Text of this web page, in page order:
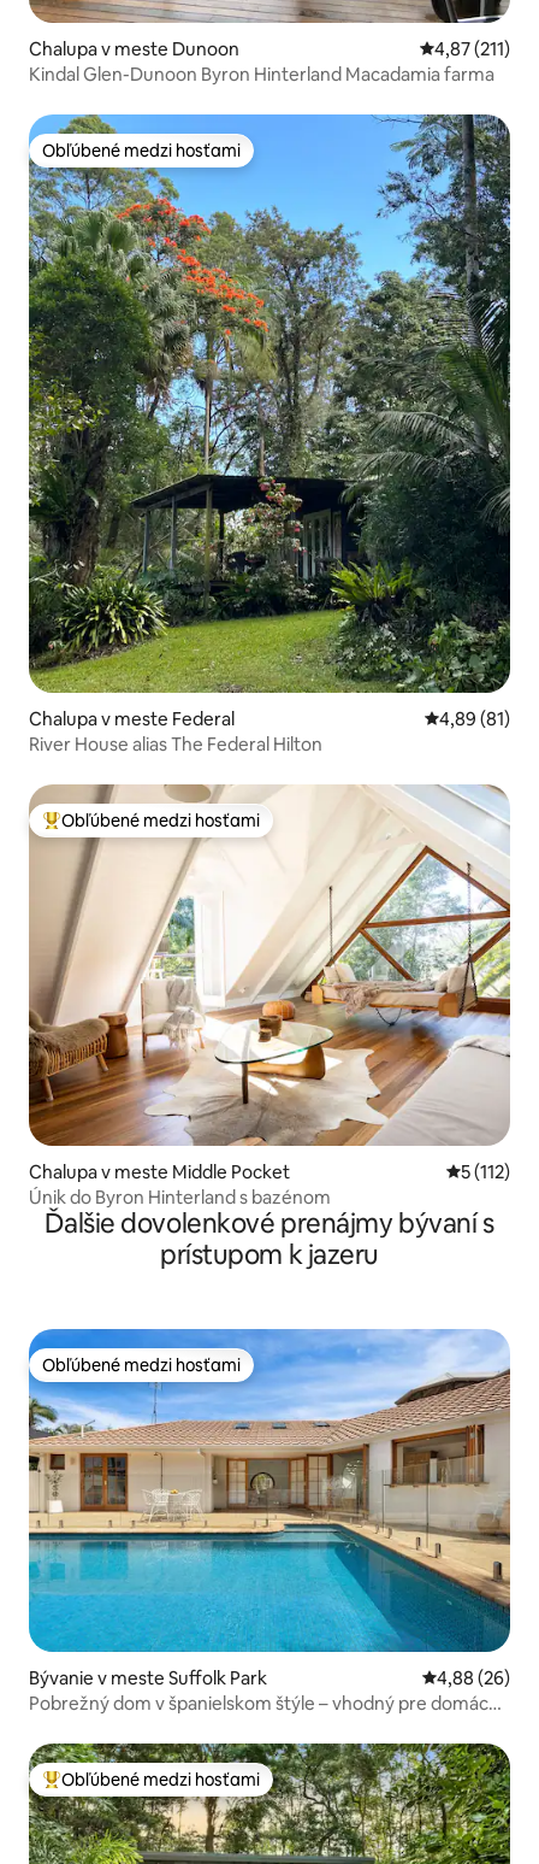
Chalupa v meste Dunoon Priemerné
4,87 (211)
Kindal Glen-Dunoon Byron Hinterland Macadamia farma
Obľúbené medzi hosťami
Obľúbené medzi hosťami
Chalupa v meste Federal Priemerné
4,89 (81)
River House alias The Federal Hilton
Najobľúbenejšie medzi hosťami
Obľúbené medzi hosťami
Chalupa v meste Middle Pocket Priemerné
5 (112)
Únik do Byron Hinterland s bazénom
Ďalšie dovolenkové prenájmy bývaní s
prístupom k jazeru
Obľúbené medzi hosťami
Obľúbené medzi hosťami
Bývanie v meste Suffolk Park Priemerné
4,88 (26)
Pobrežný dom v španielskom štýle – vhodný pre domáce
Najobľúbenejšie medzi hosťami
Obľúbené medzi hosťami